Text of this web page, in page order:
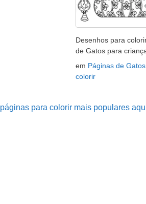
Desenhos para
de Gatos para
em Páginas de
colorir
páginas para colorir mais populares